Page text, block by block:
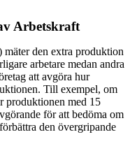
Arbetskraft
den extra produktion
arbetare medan andra
att avgöra hur
Till exempel, om
produktionen med 15
för att bedöma om
den övergripande